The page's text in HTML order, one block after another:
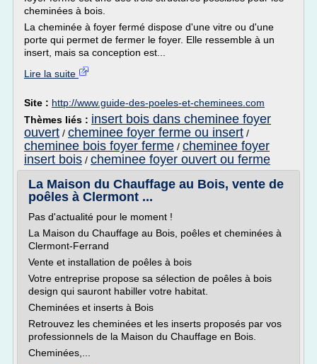
cheminées à bois.
La cheminée à foyer fermé dispose d'une vitre ou d'une
porte qui permet de fermer le foyer. Elle ressemble à un
insert, mais sa conception est...
Lire la suite
Site : http://www.guide-des-poeles-et-cheminees.com
Thèmes liés : insert bois dans cheminee foyer
ouvert / cheminee foyer ferme ou insert /
cheminee bois foyer ferme / cheminee foyer
insert bois / cheminee foyer ouvert ou ferme
La Maison du Chauffage au Bois, vente de
poêles à Clermont ...
Pas d'actualité pour le moment !
La Maison du Chauffage au Bois, poêles et cheminées à
Clermont-Ferrand
Vente et installation de poêles à bois
Votre entreprise propose sa sélection de poêles à bois
design qui sauront habiller votre habitat.
Cheminées et inserts à Bois
Retrouvez les cheminées et les inserts proposés par vos
professionnels de la Maison du Chauffage en Bois.
Cheminées,...